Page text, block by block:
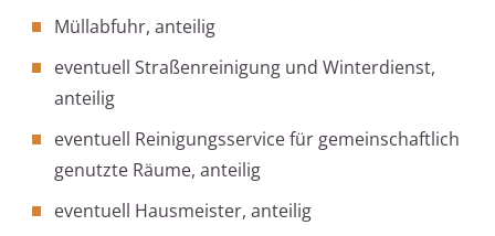
Müllabfuhr, anteilig
eventuell Straßenreinigung und Winterdienst,
anteilig
eventuell Reinigungsservice für gemeinschaftlich
genutzte Räume, anteilig
eventuell Hausmeister, anteilig